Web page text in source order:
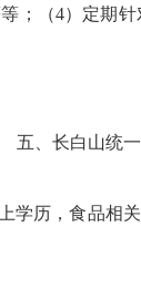
；（4）定期
五、长白山统
学历，食品